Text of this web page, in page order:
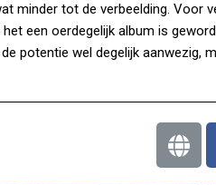
minder tot de verbeelding. Voor
een oerdegelijk album is
potentie wel degelijk aanwezig,